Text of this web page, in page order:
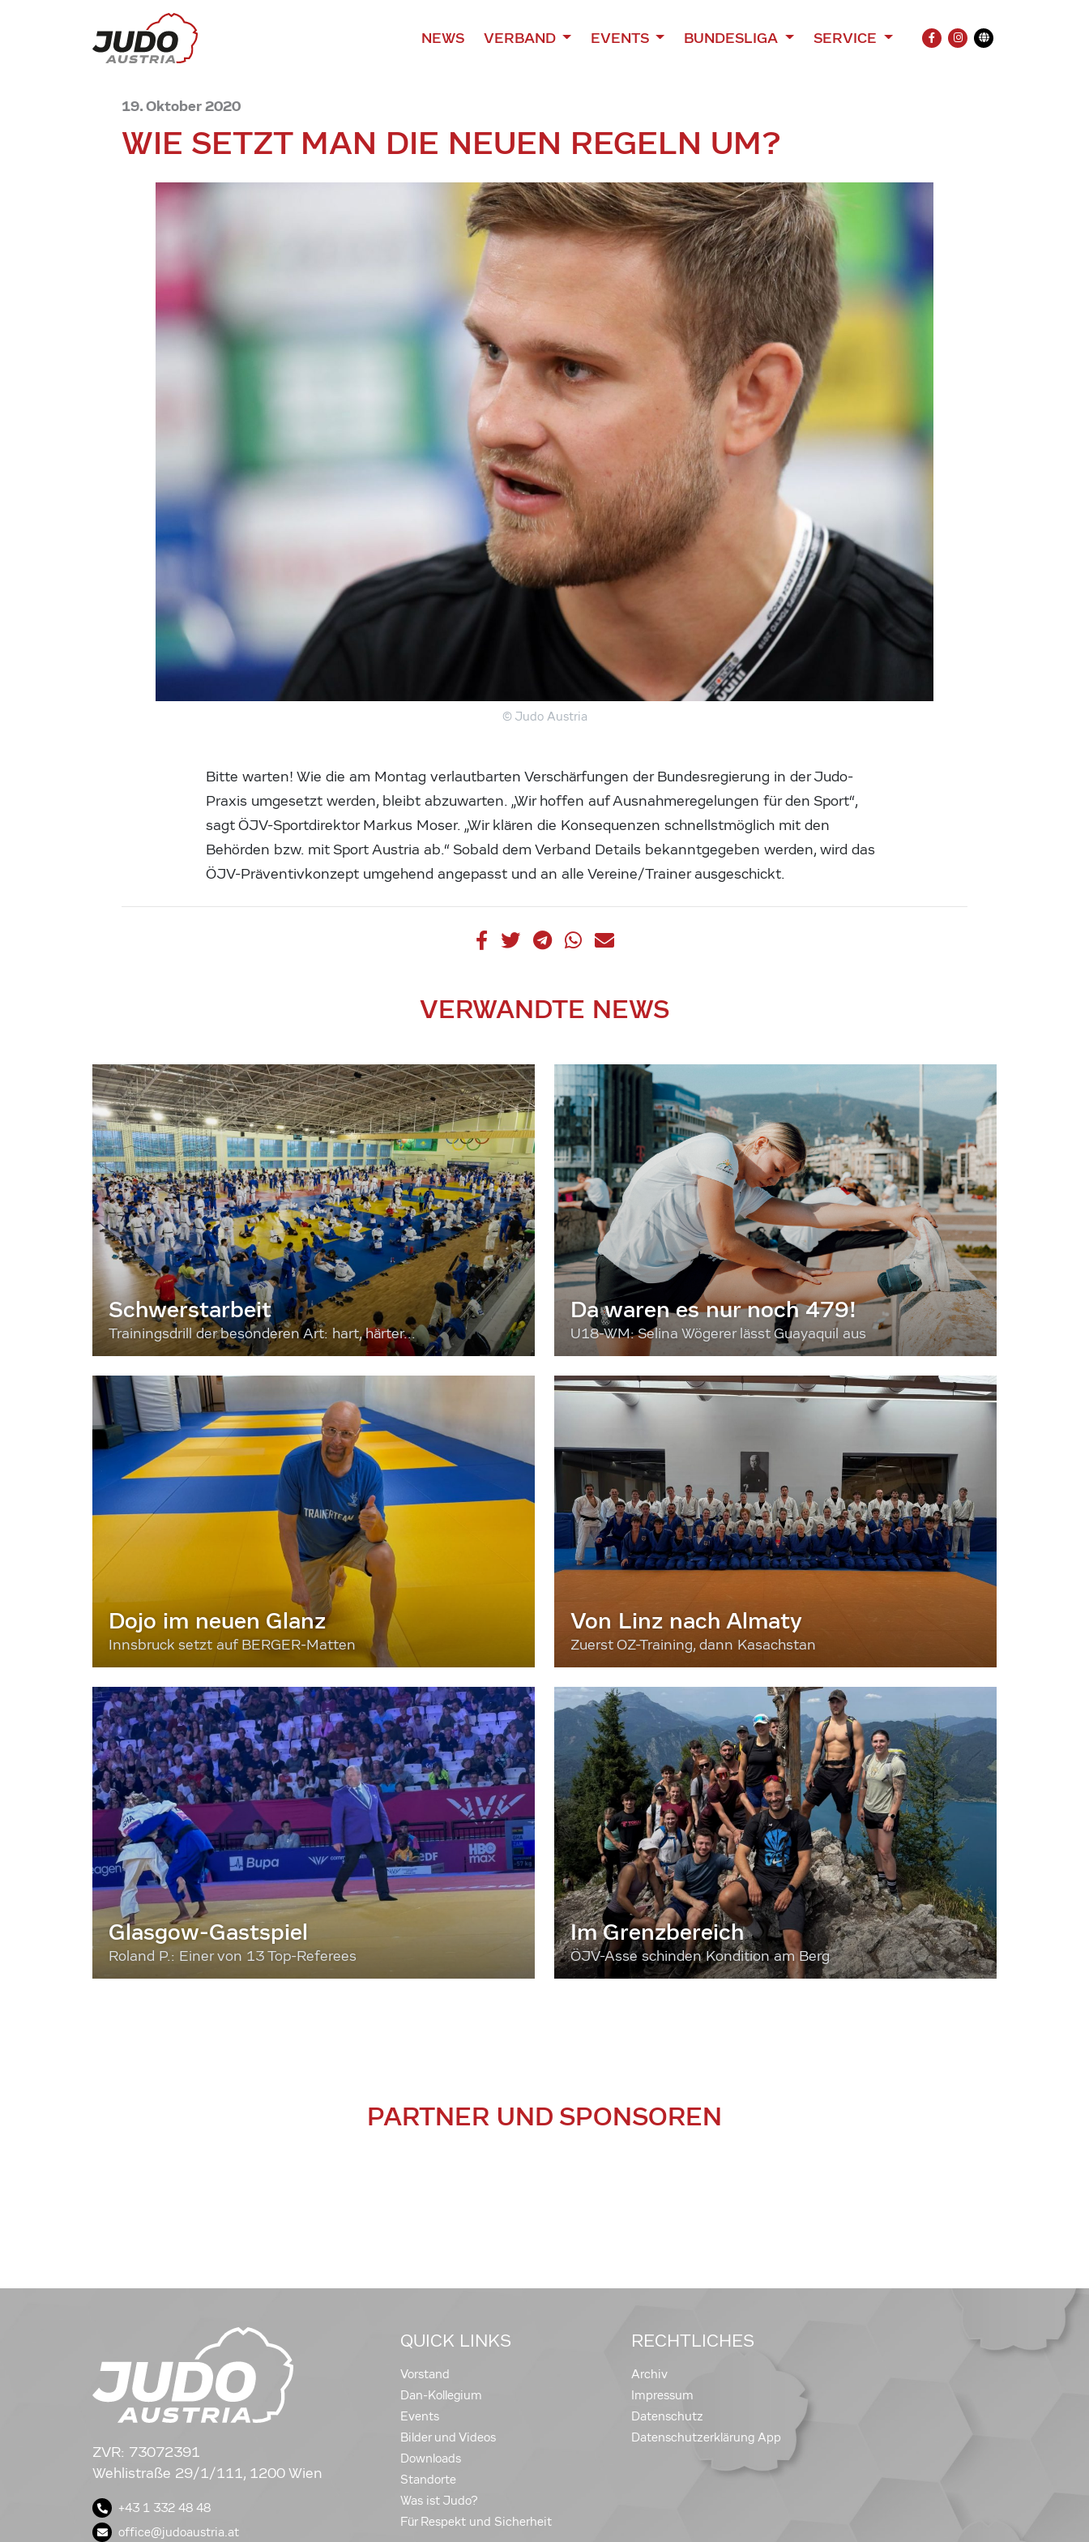
NEWS VERBAND EVENTS BUNDESLIGA SERVICE
FACEBOOK
INSTAGRAM
Übersetzung
19. Oktober 2020
WIE SETZT MAN DIE NEUEN REGELN UM?
© Judo Austria
Bitte warten! Wie die am Montag verlautbarten Verschärfungen der Bundesregierung in der Judo-
Praxis umgesetzt werden, bleibt abzuwarten. „Wir hoffen auf Ausnahmeregelungen für den Sport“,
sagt ÖJV-Sportdirektor Markus Moser. „Wir klären die Konsequenzen schnellstmöglich mit den
Behörden bzw. mit Sport Austria ab.“ Sobald dem Verband Details bekanntgegeben werden, wird das
ÖJV-Präventivkonzept umgehend angepasst und an alle Vereine/Trainer ausgeschickt.
VERWANDTE NEWS
Schwerstarbeit
Trainingsdrill der besonderen Art: hart, härter...
Da waren es nur noch 479!
U18-WM: Selina Wögerer lässt Guayaquil aus
Dojo im neuen Glanz
Innsbruck setzt auf BERGER-Matten
Von Linz nach Almaty
Zuerst OZ-Training, dann Kasachstan
Glasgow-Gastspiel
Roland P.: Einer von 13 Top-Referees
Im Grenzbereich
ÖJV-Asse schinden Kondition am Berg
PARTNER UND SPONSOREN
ZVR: 73072391
Wehlistraße 29/1/111, 1200 Wien
+43 1 332 48 48
office@judoaustria.at
QUICK LINKS
Vorstand
Dan-Kollegium
Events
Bilder und Videos
Downloads
Standorte
Was ist Judo?
Für Respekt und Sicherheit
RECHTLICHES
Archiv
Impressum
Datenschutz
Datenschutzerklärung App